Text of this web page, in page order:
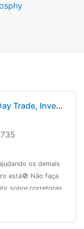
TRADING INSIGHTS - Bovespa, Day Trade, Investimentos (Rodrigo Cohen)
os demais
está🚫 Não faça
sobre corretoras.